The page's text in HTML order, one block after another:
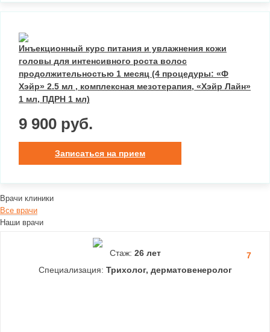
Инъекционный курс питания и увлажнения кожи
головы для интенсивного роста волос
продолжительностью 1 месяц (4 процедуры: «Ф
Хэйр» 2.5 мл , комплексная мезотерапия, «Хэйр Лайн»
1 мл, ПДРН 1 мл)
9 900 руб.
Записаться на прием
Врачи клиники
Все врачи
Наши врачи
7
Стаж: 26 лет
Специализация: Трихолог, дерматовенеролог